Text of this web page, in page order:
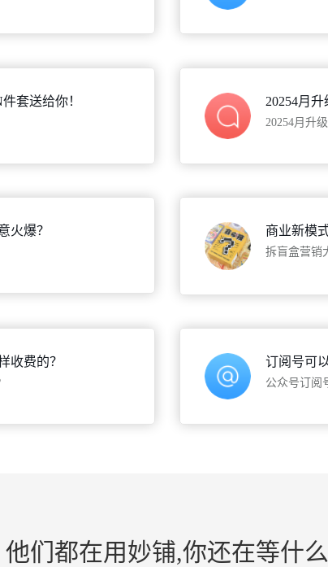
套送给你！
火爆？ 商业新模
拆盲盒营销
收费的？ 订阅号可
公众号订阅
他们都在用妙铺,你还在等什么